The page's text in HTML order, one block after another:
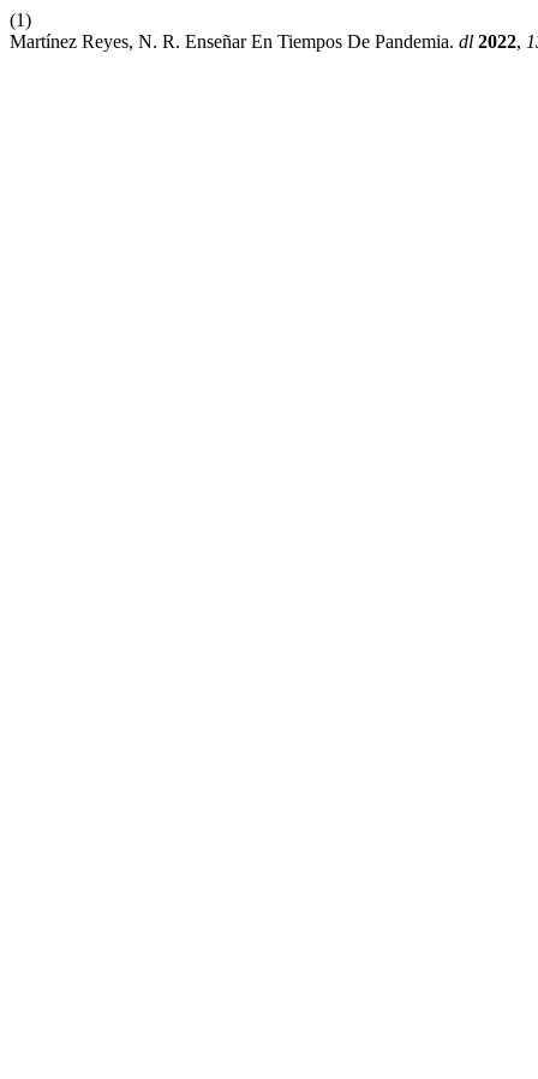
(1)
Martínez Reyes, N. R. Enseñar En Tiempos De Pandemia. dl 2022,